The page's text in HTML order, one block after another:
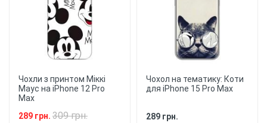
Чохли з принтом Міккі
Маус на iPhone 12 Pro
Max
289 грн. 309 грн.
Чохол на тематику: Коти
для iPhone 15 Pro Max
289 грн.